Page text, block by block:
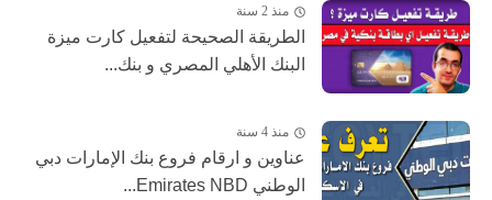
منذ 2 سنة
الطريقة الصحيحة لتفعيل كارت ميزة
البنك الأهلي المصري و بنك...
منذ 4 سنة
عناوين و ارقام فروع بنك الإمارات دبي
الوطني Emirates NBD...